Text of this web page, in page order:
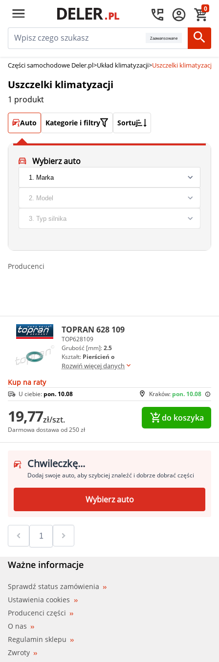
0
Zaawansowane
Części samochodowe Deler.pl>Układ klimatyzacji>Uszczelki klimatyzacji
Uszczelki klimatyzacji
1 produkt
Auto Kategorie i filtry Sortuj
Wybierz auto
Producenci
TOPRAN 628 109
TOP628109
Grubość [mm]:2.5
Kształt: Pierścień o
Rozwiń więcej danych
Kup na raty
Kraków: pon. 10.08
U ciebie: pon. 10.08
19,77zł/szt.
Darmowa dostawa od 250 zł
do koszyka
Chwileczkę...
Dodaj swoje auto, aby szybciej znaleźć i dobrze dobrać części
Wybierz auto
Ważne informacje
Sprawdź status zamówienia
Ustawienia cookies
Producenci części
O nas
Regulamin sklepu
Zwroty